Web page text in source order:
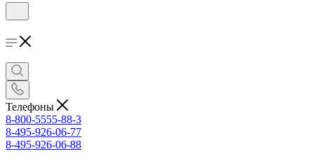
Телефоны
8-800-5555-88-3
8-495-926-06-77
8-495-926-06-88